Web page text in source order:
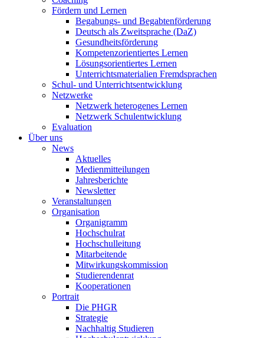
Fördern und Lernen
Begabungs- und Begabtenförderung
Deutsch als Zweitsprache (DaZ)
Gesundheitsförderung
Kompetenzorientiertes Lernen
Lösungsorientiertes Lernen
Unterrichtsmaterialien Fremdsprachen
Schul- und Unterrichtsentwicklung
Netzwerke
Netzwerk heterogenes Lernen
Netzwerk Schulentwicklung
Evaluation
Über uns
News
Aktuelles
Medienmitteilungen
Jahresberichte
Newsletter
Veranstaltungen
Organisation
Organigramm
Hochschulrat
Hochschulleitung
Mitarbeitende
Mitwirkungskommission
Studierendenrat
Kooperationen
Portrait
Die PHGR
Strategie
Nachhaltig Studieren